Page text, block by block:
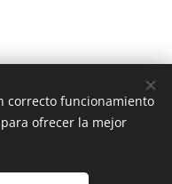
reservados 2025
correcto funcionamiento
ofrecer la mejor